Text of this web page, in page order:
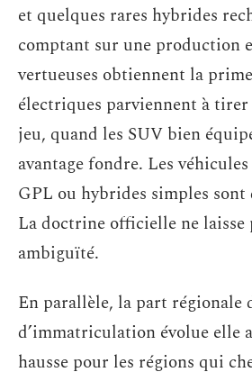
et quelques rares hybrides
comptant sur une production
vertueuses obtiennent la
électriques parviennent à
jeu, quand les SUV bien
avantage fondre. Les
GPL ou hybrides simples sont
La doctrine officielle ne laisse
ambiguïté.
En parallèle, la part régionale
d’immatriculation évolue elle
hausse pour les régions qui